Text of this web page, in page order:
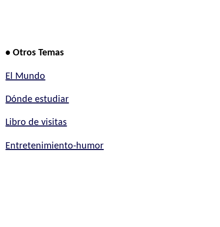
• Otros Temas
El Mundo
Dónde estudiar
Libro de visitas
Entretenimiento-humor